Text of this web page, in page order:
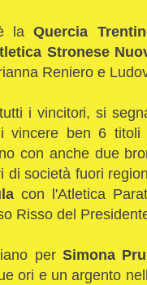
è laQuercia
Stronese
Reniero e
i vincitori, si
vincere ben 6 titoli
con anche due
di società fuori
con l'Atletica
Risso del
per Simona
ori e un argento